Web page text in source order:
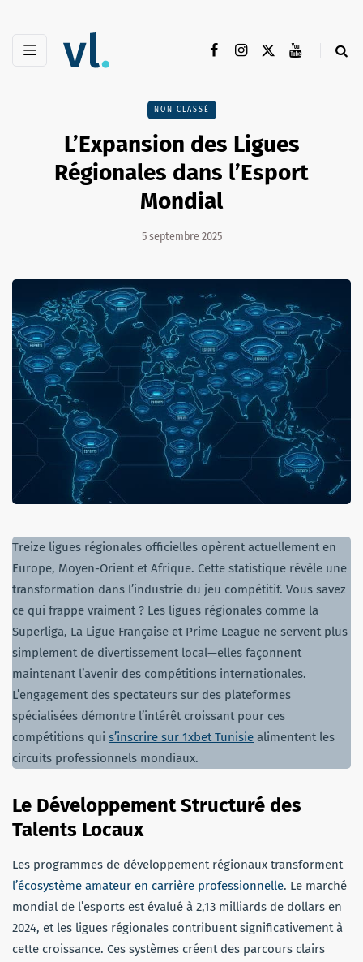
NON CLASSÉ
L’Expansion des Ligues
Régionales dans l’Esport
Mondial
5 septembre 2025
Treize ligues régionales officielles opèrent actuellement en
Europe, Moyen-Orient et Afrique. Cette statistique révèle une
transformation dans l’industrie du jeu compétitif. Vous savez
ce qui frappe vraiment ? Les ligues régionales comme la
Superliga, La Ligue Française et Prime League ne servent plus
simplement de divertissement local—elles façonnent
maintenant l’avenir des compétitions internationales.
L’engagement des spectateurs sur des plateformes
spécialisées démontre l’intérêt croissant pour ces
compétitions qui s’inscrire sur 1xbet Tunisie alimentent les
circuits professionnels mondiaux.
Le Développement Structuré des
Talents Locaux
Les programmes de développement régionaux transforment
l’écosystème amateur en carrière professionnelle. Le marché
mondial de l’esports est évalué à 2,13 milliards de dollars en
2024, et les ligues régionales contribuent significativement à
cette croissance. Ces systèmes créent des parcours clairs